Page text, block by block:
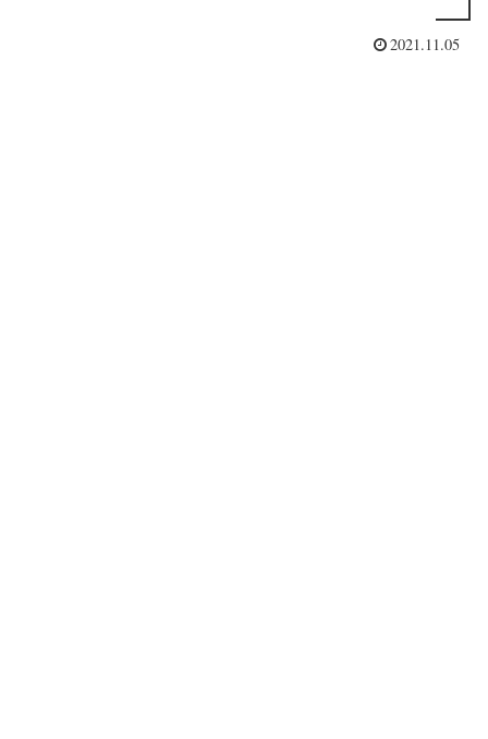
2021.11.05